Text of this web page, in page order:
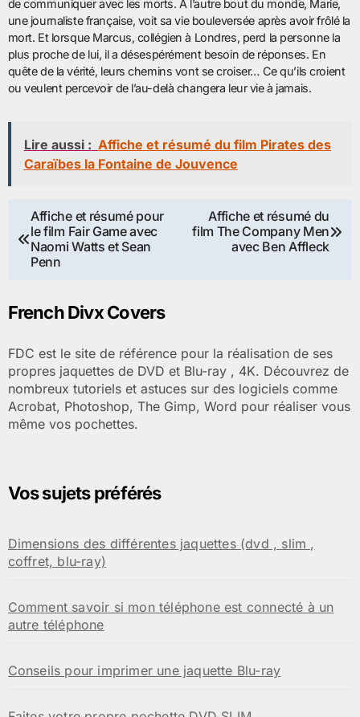
de communiquer avec les morts. A l’autre bout du monde, Marie,
une journaliste française, voit sa vie bouleversée après avoir frôlé la
mort. Et lorsque Marcus, collégien à Londres, perd la personne la
plus proche de lui, il a désespérément besoin de réponses. En
quête de la vérité, leurs chemins vont se croiser… Ce qu’ils croient
ou veulent percevoir de l’au-delà changera leur vie à jamais.
Lire aussi : Affiche et résumé du film Pirates des
Caraïbes la Fontaine de Jouvence
Navigation
de
Affiche et résumé pour
le film Fair Game avec
Naomi Watts et Sean
Penn
Affiche et résumé du
film The Company Men
avec Ben Affleck
French Divx Covers
FDC est le site de référence pour la réalisation de ses
propres jaquettes de DVD et Blu-ray , 4K. Découvrez de
nombreux tutoriels et astuces sur des logiciels comme
Acrobat, Photoshop, The Gimp, Word pour réaliser vous
même vos pochettes.
Vos sujets préférés
Dimensions des différentes jaquettes (dvd , slim ,
coffret, blu-ray)
Comment savoir si mon téléphone est connecté à un
autre téléphone
Conseils pour imprimer une jaquette Blu-ray